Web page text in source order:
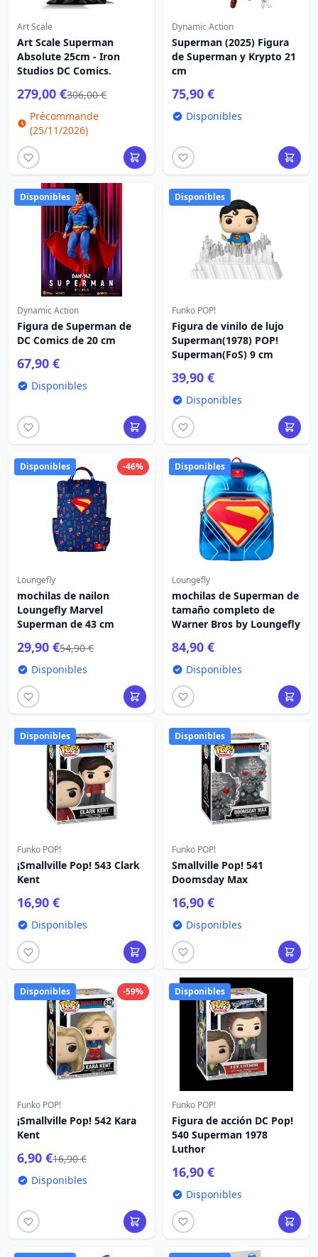
Art Scale
Art Scale Superman
Absolute 25cm - Iron
Studios DC Comics.
279,00 €306,00 €
Précommande
(25/11/2026)
Dynamic Action
Superman (2025) Figura
de Superman y Krypto 21
cm
75,90 €
Disponibles
Disponibles
Dynamic Action
Figura de Superman de
DC Comics de 20 cm
67,90 €
Disponibles
Disponibles
Funko POP!
Figura de vinilo de lujo
Superman(1978) POP!
Superman(FoS) 9 cm
39,90 €
Disponibles
-46%
Disponibles
Loungefly
mochilas de nailon
Loungefly Marvel
Superman de 43 cm
29,90 €54,90 €
Disponibles
Disponibles
Loungefly
mochilas de Superman de
tamaño completo de
Warner Bros by Loungefly
84,90 €
Disponibles
Disponibles
Funko POP!
¡Smallville Pop! 543 Clark
Kent
16,90 €
Disponibles
Disponibles
Funko POP!
Smallville Pop! 541
Doomsday Max
16,90 €
Disponibles
-59%
Disponibles
Funko POP!
¡Smallville Pop! 542 Kara
Kent
6,90 €16,90 €
Disponibles
Disponibles
Funko POP!
Figura de acción DC Pop!
540 Superman 1978
Luthor
16,90 €
Disponibles